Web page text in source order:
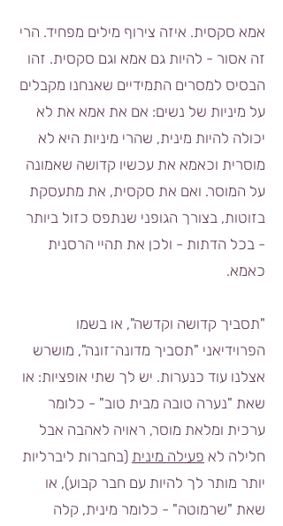
אמא סקסית. איזה צירוף מילים מפחיד. הרי
זה אסור - להיות גם אמא וגם סקסית. זהו
הבסיס למסרים התמידיים שאנחנו מקבלים
על מיניות של נשים: אם את אמא את לא
יכולה להיות מינית, שהרי מיניות היא לא
מוסרית וכאמא את עכשיו קדושה שאמונה
על המוסר. ואם את סקסית, את מתעסקת
בזוטות, בצורך הגופני שנתפס כזול ביותר
- בכל הדתות - ולכן את תהיי הרסנית
כאמא.
"תסביך קדושה וקדשה", או בשמו
הפרוידיאני "תסביך מדונה־זונה", מושרש
אצלנו עוד כנערות. יש לך שתי אופציות: או
שאת "נערה טובה מבית טוב" - כלומר
ערכית ומלאת מוסר, ראויה לאהבה אבל
חלילה לא פעילה מינית (בחברות ליברליות
יותר מותר לך להיות עם חבר קבוע), או
שאת "שרמוטה" - כלומר מינית, קלה